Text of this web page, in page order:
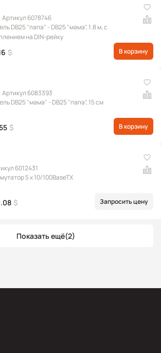
Артикул 6078746
DB25 "папа" - DB25 "мама", 1.8 м, с
на DIN-рейку
$ В корзину
Артикул 6083393
DB25 "мама" - DB25 "папа", 15 см
$ В корзину
6012431
5 x 10/100BaseTX
$ Запросить цену
Показать ещё(2)